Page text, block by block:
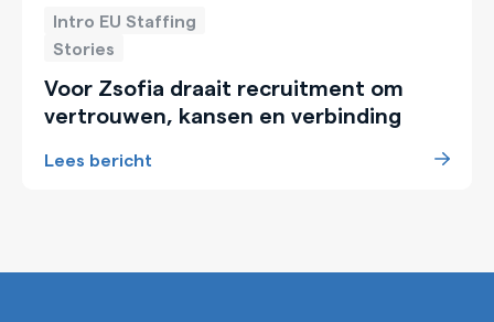
Intro EU Staffing
Stories
Voor Zsofia draait recruitment om
vertrouwen, kansen en verbinding
Lees bericht